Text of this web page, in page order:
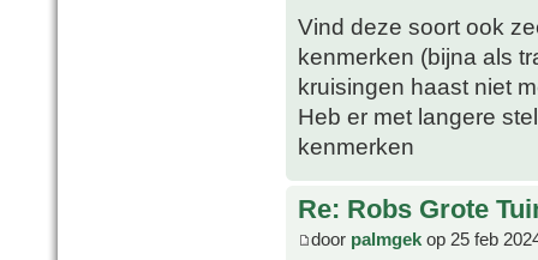
Vind deze soort ook
kenmerken (bijna als
kruisingen haast niet
Heb er met langere
kenmerken
Re: Robs Grote
door palmgek op 25 feb